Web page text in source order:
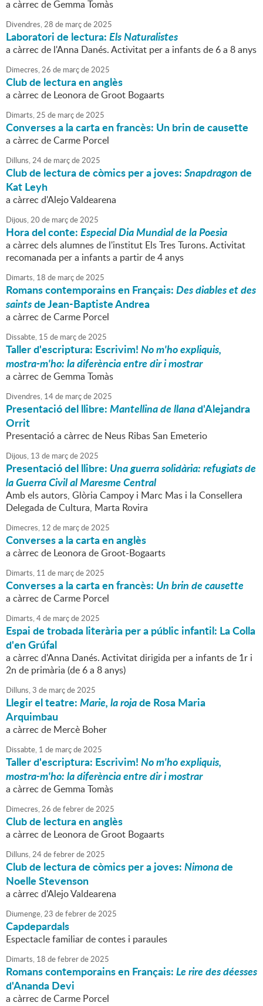
a càrrec de Gemma Tomàs
Divendres,28 de marçde2025
Laboratori de lectura:Els Naturalistes
a càrrec de l'Anna Danés. Activitat per a infants de 6 a 8 anys
Dimecres,26 de marçde2025
Club de lectura en anglès
a càrrec de Leonora de Groot Bogaarts
Dimarts,25 de marçde2025
Converses a la carta en francès: Un brin de causette
a càrrec de Carme Porcel
Dilluns,24de marçde2025
Club de lectura de còmics per a joves:Snapdragonde
Kat Leyh
a càrrec d'Alejo Valdearena
Dijous,20 de marçde2025
Hora del conte:Especial Dia Mundial de la Poesia
a càrrec dels alumnes de l'institut Els Tres Turons. Activitat
recomanada per a infants a partir de 4 anys
Dimarts, 18 de marçde2025
Romans contemporains en Français:Des diables et des
saintsde Jean-Baptiste Andrea
a càrrec de Carme Porcel
Dissabte, 15 de marçde2025
Taller d'escriptura: Escrivim!No m'ho expliquis,
mostra-m'ho: la diferència entre dir i mostrar
a càrrec de Gemma Tomàs
Divendres, 14de marçde2025
Presentació del llibre:Mantellina de llanad'Alejandra
Orrit
Presentació a càrrec de Neus Ribas San Emeterio
Dijous, 13 de marçde2025
Presentació del llibre: Una guerra solidària: refugiats de
la Guerra Civil al Maresme Central
Amb els autors, Glòria Campoy i Marc Mas i la Consellera
Delegada de Cultura, Marta Rovira
Dimecres, 12 de marçde2025
Converses a la carta en anglès
a càrrec de Leonora de Groot-Bogaarts
Dimarts, 11 de marçde2025
Converses a la carta en francès: Un brin de causette
a càrrec de Carme Porcel
Dimarts,4de marçde2025
Espai de trobada literària per a públic infantil: La Colla
d'en Grúfal
a càrrec d'Anna Danés. Activitat dirigida per a infants de 1r i
2n de primària (de 6 a 8 anys)
Dilluns,3 de marçde2025
Llegir el teatre:Marie, la rojade Rosa Maria
Arquimbau
a càrrec de Mercè Boher
Dissabte, 1 de marçde2025
Taller d'escriptura: Escrivim!No m'ho expliquis,
mostra-m'ho: la diferència entre dir i mostrar
a càrrec de Gemma Tomàs
Dimecres,26 defebrerde2025
Club de lectura en anglès
a càrrec de Leonora de Groot Bogaarts
Dilluns,24defebrerde2025
Club de lectura de còmics per a joves:Nimonade
Noelle Stevenson
a càrrec d'Alejo Valdearena
Diumenge,23 defebrerde2025
Capdepardals
Espectacle familiar de contes i paraules
Dimarts, 18 defebrerde2025
Romans contemporains en Français:Le rire des déesses
d'Ananda Devi
a càrrec de Carme Porcel